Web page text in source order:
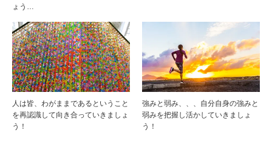
ょう…
人は皆、わがままであるということ
を再認識して向き合っていきましょ
う！
強みと弱み、、、自分自身の強みと
弱みを把握し活かしていきましょ
う！